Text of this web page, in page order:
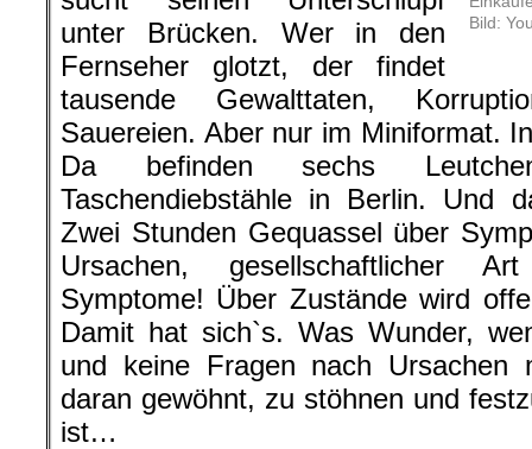
Bild:
unter Brücken. Wer in den
Fernseher glotzt, der findet
tausende Gewalttaten,
Sauereien. Aber nur im Miniformat.
Da befinden sechs
Taschendiebstähle in Berlin. Und
Zwei Stunden Gequassel über
Ursachen, gesellschaftlicher
Symptome! Über Zustände wird
Damit hat sich`s. Was Wunder,
und keine Fragen nach
daran gewöhnt, zu stöhnen und
ist…